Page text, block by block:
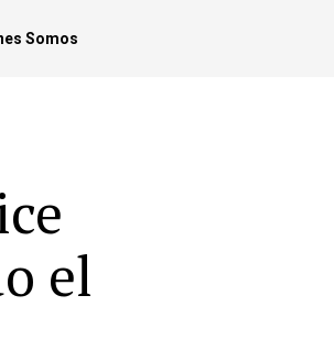
Somos
el